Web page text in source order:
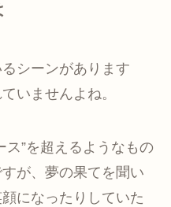
シーンがあります
いませんよね。
ス”を超えるようなもの
が、夢の果てを聞い
になったりしていた